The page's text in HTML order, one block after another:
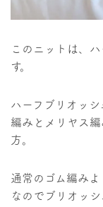
このニットは、
す。
ハーフブリオッシ
編みとメリヤス
方。
通常のゴム編み
なのでブリオッ